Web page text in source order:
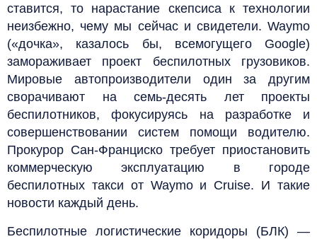
ставится, то нарастание скепсиса к технологии
неизбежно, чему мы сейчас и свидетели. Waymo
(«дочка», казалось бы, всемогущего Google)
замораживает проект беспилотных грузовиков.
Мировые автопроизводители один за другим
сворачивают на семь-десять лет проекты
беспилотников, фокусируясь на разработке и
совершенствовании систем помощи водителю.
Прокурор Сан-Франциско требует приостановить
коммерческую эксплуатацию в городе
беспилотных такси от Waymo и Cruise. И такие
новости каждый день.
Беспилотные логистические коридоры (БЛК) —